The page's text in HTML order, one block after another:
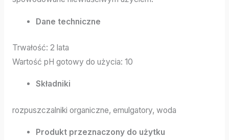
Dane techniczne
Trwałość: 2 lata
Wartość pH gotowy do użycia: 10
Składniki
rozpuszczalniki organiczne, emulgatory, woda
Produkt przeznaczony do użytku